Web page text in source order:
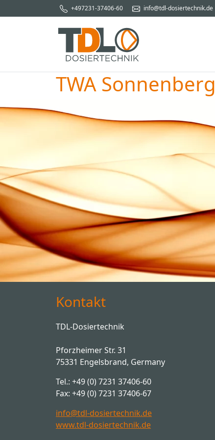
+497231-37406-60 info@tdl-dosiertechnik.de
TWA Sonnenberg
Kontakt
TDL-Dosiertechnik
Pforzheimer Str. 31
75331 Engelsbrand, Germany
Tel.: +49 (0) 7231 37406-60
Fax: +49 (0) 7231 37406-67
info@tdl-dosiertechnik.de
www.tdl-dosiertechnik.de